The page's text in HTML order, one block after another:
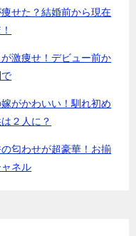
痩せた？結婚前から現在
が激痩せ！デビュー前か
嫁がかわいい！馴れ初め
２人に？
匂わせが超豪華！お揃
ネル